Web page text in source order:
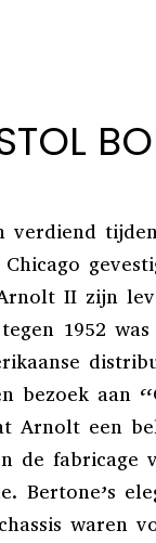
II zijn
1952
bezoek aan
Arnolt een
de fabricage
Bertone’s
waren